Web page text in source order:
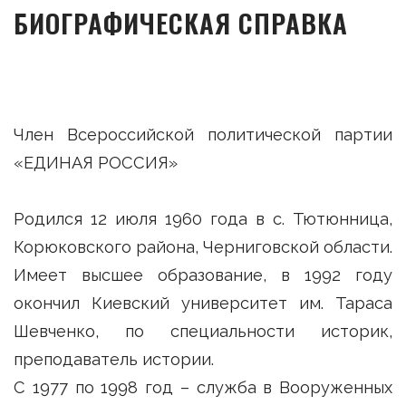
БИОГРАФИЧЕСКАЯ СПРАВКА
Член Всероссийской политической партии
«ЕДИНАЯ РОССИЯ»
Родился 12 июля 1960 года в с. Тютюнница,
Корюковского района, Черниговской области.
Имеет высшее образование, в 1992 году
окончил Киевский университет им. Тараса
Шевченко, по специальности историк,
преподаватель истории.
С 1977 по 1998 год – служба в Вооруженных